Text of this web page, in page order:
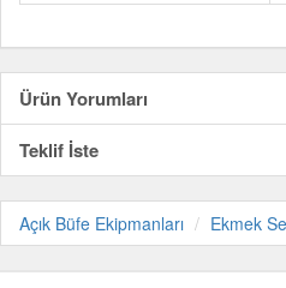
Ürün Yorumları
Teklif İste
Açık Büfe Ekipmanları Ekmek